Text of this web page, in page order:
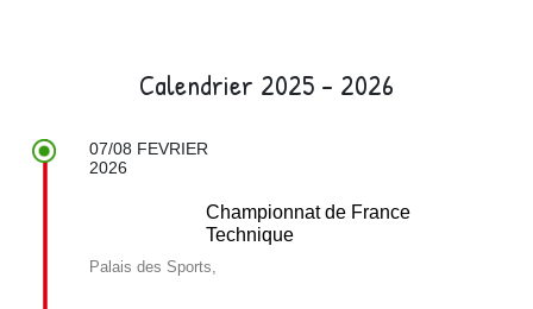
Calendrier 2025 - 2026
07/08 FEVRIER
2026
Championnat de France
Technique
Palais des Sports,